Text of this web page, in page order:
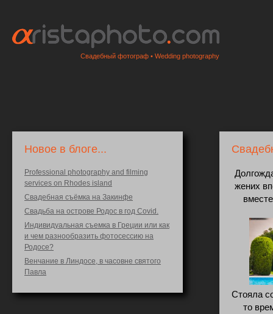
Свадебный фотограф • Wedding photography
жених
Стояла
то
Новое в блоге...
Professional photography and filming
services on Rhodes island
Свадебная съёмка на Закинфе
Свадьба на острове Родос в год Covid.
Индивидуальная съемка в Греции или как
и чем разнообразить фотосессию на
Родосе?
Венчание в Линдосе, в часовне святого
Павла